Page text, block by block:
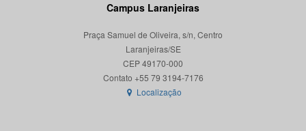
Campus Laranjeiras
Praça Samuel de Oliveira, s/n, Centro
Laranjeiras/SE
CEP 49170-000
Localização